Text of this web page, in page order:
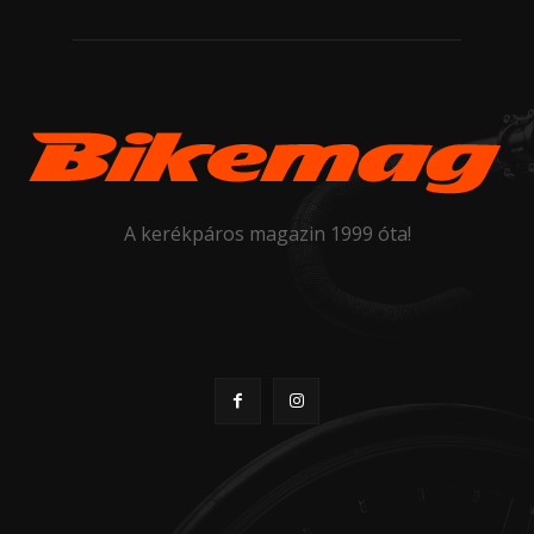
A kerékpáros magazin 1999 óta!